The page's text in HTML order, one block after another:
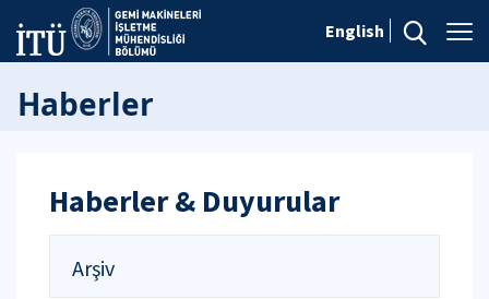
English
Haberler
Haberler & Duyurular
Arşiv